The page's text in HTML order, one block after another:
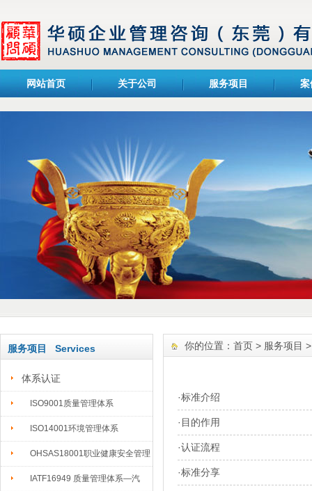
网站首页 关于公司 服务项目 案
服务项目 Services
体系认证
ISO9001质量管理体系
ISO14001环境管理体系
OHSAS18001职业健康安全管理
IATF16949 质量管理体系—汽
你的位置： 首页 > 服务项目
·标准介绍
· 目的作用
·认证流程
·标准分享